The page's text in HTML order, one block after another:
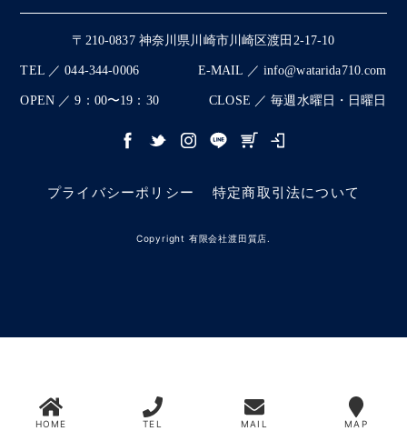
〒210-0837 神奈川県川崎市川崎区渡田2-17-10
TEL ／ 044-344-0006 E-MAIL ／ info@watarida710.com
OPEN ／ 9：00〜19：30 CLOSE ／ 毎週水曜日・日曜日
プライバシーポリシー 特定商取引法について
Copyright 有限会社渡田質店.
HOME TEL MAIL MAP